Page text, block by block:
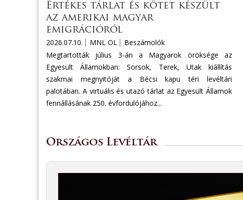
Értékes tárlat és kötet készült
az amerikai magyar
emigrációról
2026.07.10. MNL OL
Beszámolók
Megtartották július 3-án a Magyarok öröksége az
Egyesült Államokban: Sorsok, Terek, Utak kiállítás
szakmai megnyitóját a Bécsi kapu téri levéltári
palotában. A virtuális és utazó tárlat az Egyesült Államok
fennállásának 250. évfordulójához...
Országos Levéltár